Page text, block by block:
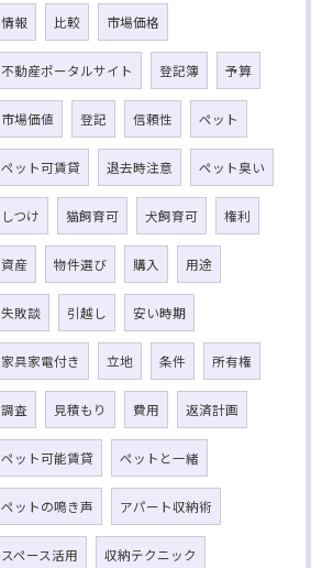
情報 比較 市場価格
不動産ポータルサイト 登記簿 予算
市場価値 登記 信頼性 ペット
ペット可賃貸 退去時注意 ペット臭い
しつけ 猫飼育可 犬飼育可 権利
資産 物件選び 購入 用途
失敗談 引越し 安い時期
家具家電付き 立地 条件 所有権
調査 見積もり 費用 返済計画
ペット可能賃貸 ペットと一緒
ペットの鳴き声 アパート収納術
スペース活用 収納テクニック